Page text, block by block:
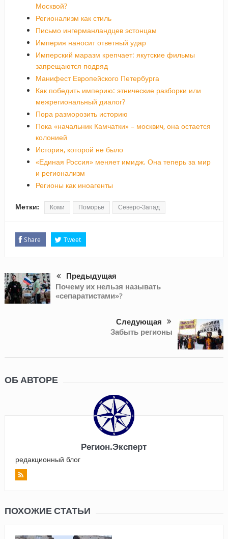
Москвой?
Регионализм как стиль
Письмо ингерманландцев эстонцам
Империя наносит ответный удар
Имперский маразм крепчает: якутские фильмы
запрещаются подряд
Манифест Европейского Петербурга
Как победить империю: этнические разборки или
межрегиональный диалог?
Пора разморозить историю
Пока «начальник Камчатки» – москвич, она остается
колонией
История, которой не было
«Единая Россия» меняет имидж. Она теперь за мир
и регионализм
Регионы как иноагенты
Метки: Коми Поморье Северо-Запад
Share Tweet
Предыдущая
Почему их нельзя называть
«сепаратистами»?
Следующая
Забыть регионы
ОБ АВТОРЕ
Регион.Эксперт
редакционный блог
ПОХОЖИЕ СТАТЬИ